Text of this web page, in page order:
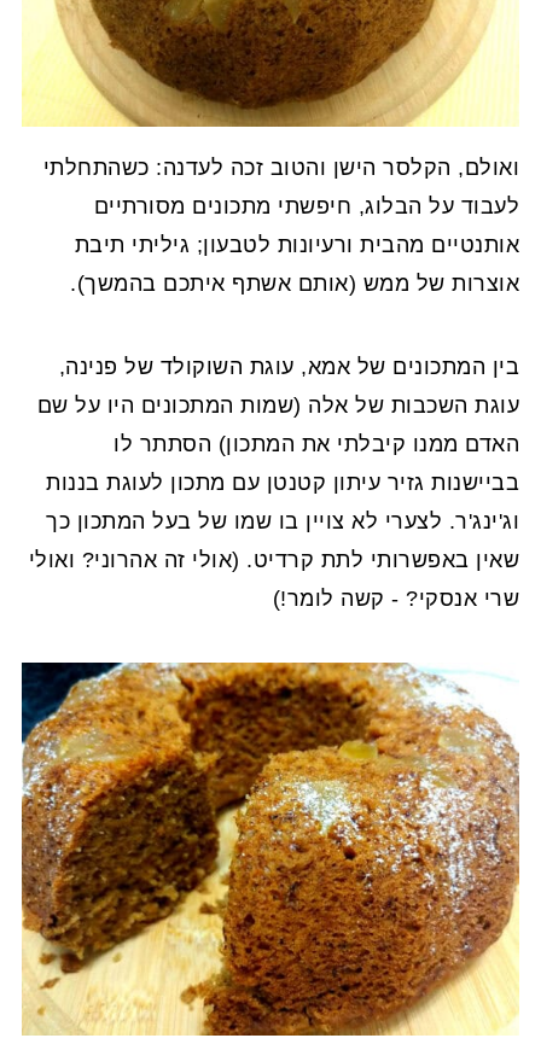
ואולם, הקלסר הישן והטוב זכה לעדנה: כשהתחלתי
לעבוד על הבלוג, חיפשתי מתכונים מסורתיים
אותנטיים מהבית ורעיונות לטבעון; גיליתי תיבת
אוצרות של ממש (אותם אשתף איתכם בהמשך).
בין המתכונים של אמא, עוגת השוקולד של פנינה,
עוגת השכבות של אלה (שמות המתכונים היו על שם
האדם ממנו קיבלתי את המתכון) הסתתר לו
בביישנות גזיר עיתון קטנטן עם מתכון לעוגת בננות
וג'ינג'ר. לצערי לא צויין בו שמו של בעל המתכון כך
שאין באפשרותי לתת קרדיט. (אולי זה אהרוני? ואולי
שרי אנסקי? - קשה לומר!)